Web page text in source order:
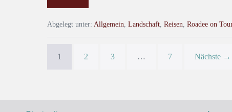
Abgelegt unter: Allgemein Landschaft Reisen Roadee on Tour
1 2 3 … 7 Nächste →